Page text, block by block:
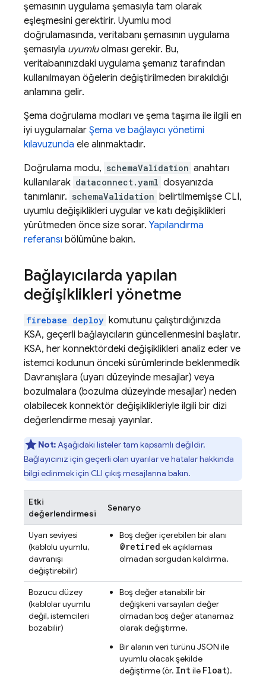
şemasının uygulama şemasıyla tam olarak
eşleşmesini gerektirir. Uyumlu mod
doğrulamasında, veritabanı şemasının uygulama
şemasıyla uyumluolması gerekir. Bu,
veritabanınızdaki uygulama şemanız tarafından
kullanılmayan öğelerin değiştirilmeden bırakıldığı
anlamına gelir.
Şema doğrulama modları ve şema taşıma ile ilgili en
iyi uygulamalar Şema ve bağlayıcı yönetimi
kılavuzunda ele alınmaktadır.
Doğrulama modu, schemaValidation anahtarı
kullanılarak dataconnect.yaml dosyanızda
tanımlanır. schemaValidation belirtilmemişse CLI,
uyumlu değişiklikleri uygular ve katı değişiklikleri
yürütmeden önce size sorar. Yapılandırma
referansı bölümüne bakın.
Bağlayıcılarda yapılan
değişiklikleri yönetme
firebase deploy komutunu çalıştırdığınızda
KSA, geçerli bağlayıcıların güncellenmesini başlatır.
KSA, her konnektördeki değişiklikleri analiz eder ve
istemci kodunun önceki sürümlerinde beklenmedik
Davranışlara (uyarı düzeyinde mesajlar) veya
bozulmalara (bozulma düzeyinde mesajlar) neden
olabilecek konnektör değişiklikleriyle ilgili bir dizi
değerlendirme mesajı yayınlar.
Not:Aşağıdaki listeler tam kapsamlı değildir.
Bağlayıcınız için geçerli olan uyarılar ve hatalar hakkında
bilgi edinmek için CLI çıkış mesajlarına bakın.
Etki
değerlendirmesi
Senaryo
Uyarı seviyesi
(kablolu uyumlu,
davranışı
değiştirebilir)
Boş değer içerebilen bir alanı
@retired ek açıklaması
olmadan sorgudan kaldırma.
Bozucu düzey
(kablolar uyumlu
değil, istemcileri
bozabilir)
Boş değer atanabilir bir
değişkeni varsayılan değer
olmadan boş değer atanamaz
olarak değiştirme.
Bir alanın veri türünü JSON ile
uyumlu olacak şekilde
değiştirme (ör. Intile Float).